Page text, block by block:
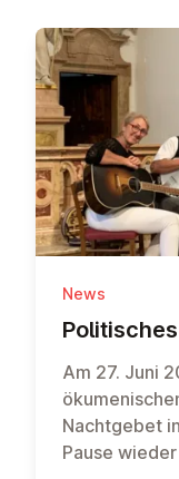
News
Am 27. Juni
Nachtgebet
Pause